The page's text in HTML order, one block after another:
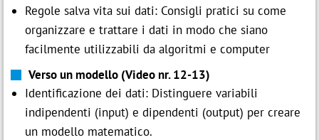
Regole salva vita sui dati: Consigli pratici su come
organizzare e trattare i dati in modo che siano
facilmente utilizzabili da algoritmi e computer
Verso un modello (Video nr. 12-13)
Identificazione dei dati: Distinguere variabili
indipendenti (input) e dipendenti (output) per creare
un modello matematico.